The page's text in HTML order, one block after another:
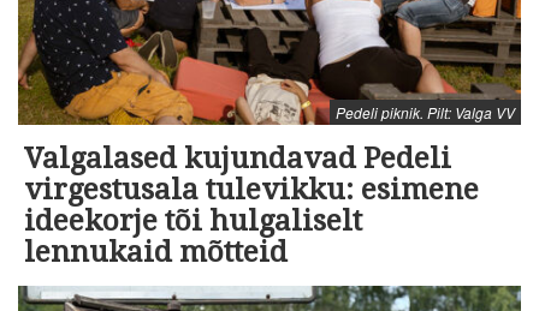
Pedeli piknik. Pilt: Valga VV
Valgalased kujundavad Pedeli
virgestusala tulevikku: esimene
ideekorje tõi hulgaliselt
lennukaid mõtteid